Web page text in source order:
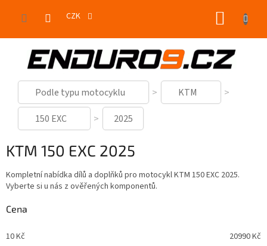
CZK
Podle typu motocyklu
KTM
150 EXC
2025
KTM 150 EXC 2025
Kompletní nabídka dílů a doplňků pro motocykl KTM 150 EXC 2025.
Vyberte si u nás z ověřených komponentů.
Cena
10Kč 20990Kč